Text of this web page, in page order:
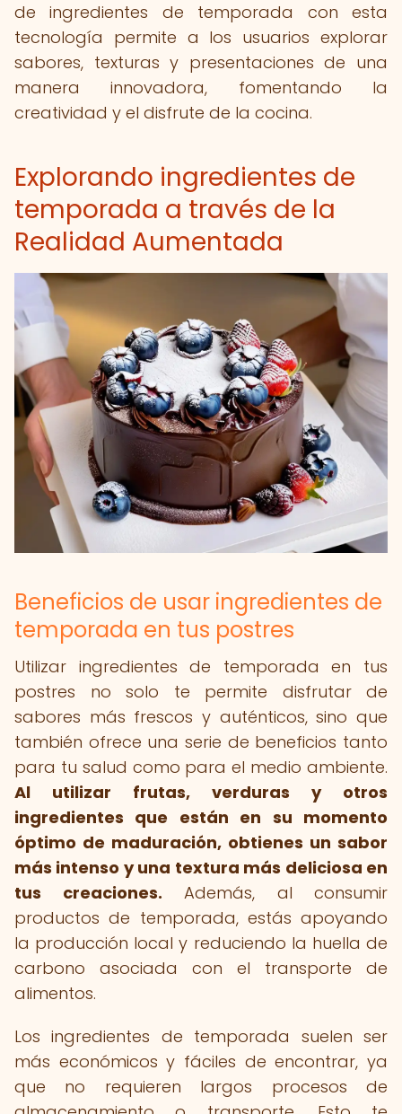
de ingredientes de temporada con esta
tecnología permite a los usuarios explorar
sabores, texturas y presentaciones de una
manera innovadora, fomentando la
creatividad y el disfrute de la cocina.
Explorando ingredientes de
temporada a través de la
Realidad Aumentada
Beneficios de usar ingredientes de
temporada en tus postres
Utilizar ingredientes de temporada en tus
postres no solo te permite disfrutar de
sabores más frescos y auténticos, sino que
también ofrece una serie de beneficios tanto
para tu salud como para el medio ambiente.
Al utilizar frutas, verduras y otros
ingredientes que están en su momento
óptimo de maduración, obtienes un sabor
más intenso y una textura más deliciosa en
tus creaciones. Además, al consumir
productos de temporada, estás apoyando
la producción local y reduciendo la huella de
carbono asociada con el transporte de
alimentos.
Los ingredientes de temporada suelen ser
más económicos y fáciles de encontrar, ya
que no requieren largos procesos de